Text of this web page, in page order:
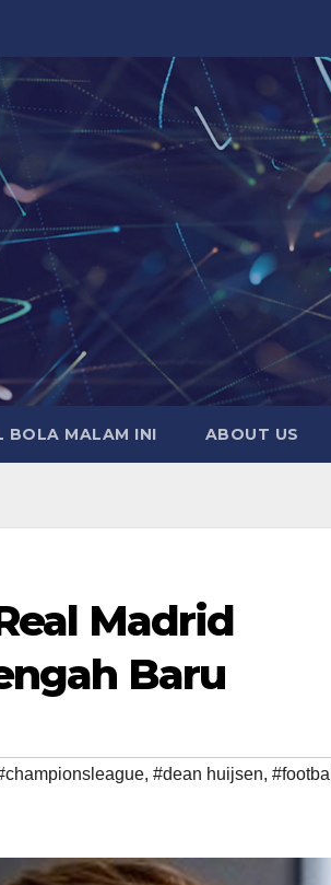
BOLA MALAM INI ABOUT US
Madrid
Baru
, #dean huijsen, #football